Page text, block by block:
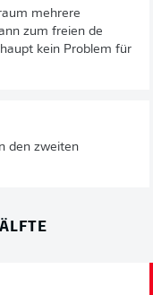
mehrere
zum freien de
kein Problem für
den zweiten